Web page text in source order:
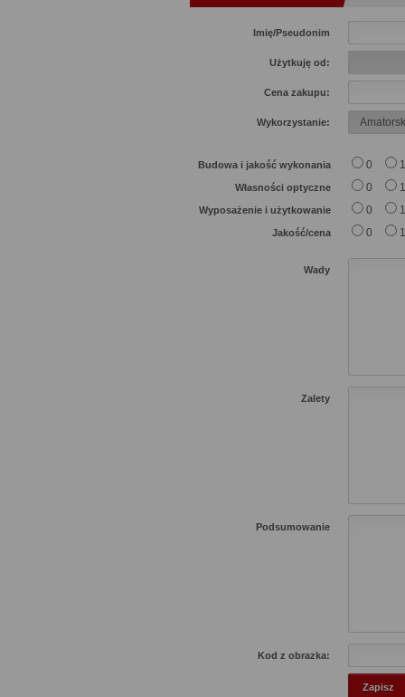
Imię/Pseudonim
Użytkuję od:
Cena zakupu:
Wykorzystanie:
Budowa i jakość wykonania 0 1
Własności optyczne 0 1
Wyposażenie i użytkowanie 0 1
Jakość/cena 0 1
Wady
Zalety
Podsumowanie
Kod z obrazka: